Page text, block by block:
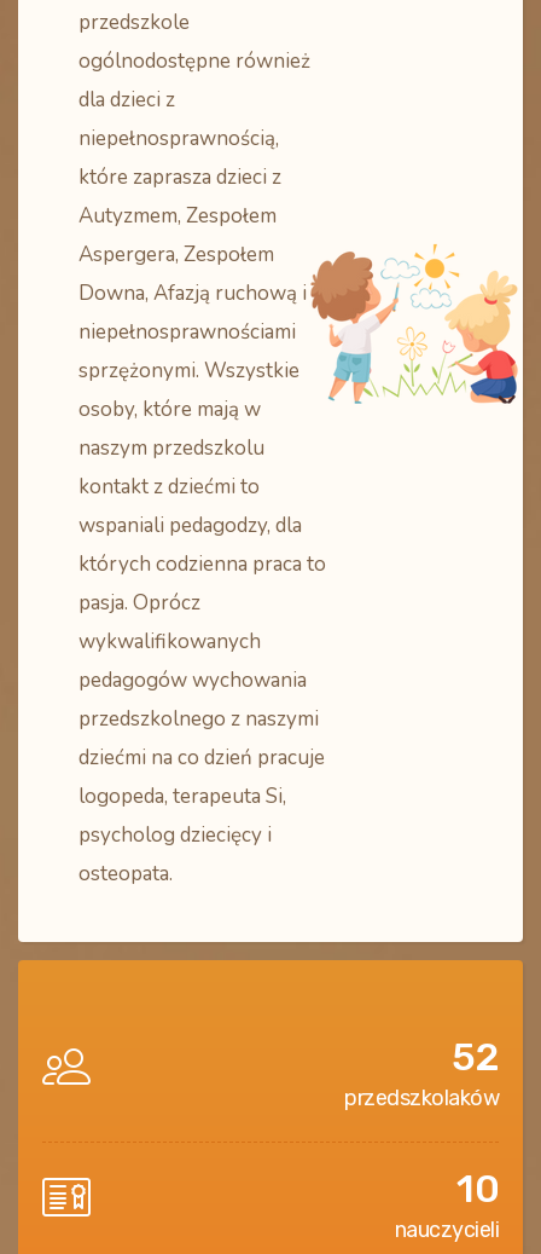
przedszkole
ogólnodostępne również
dla dzieci z
niepełnosprawnością,
które zaprasza dzieci z
Autyzmem, Zespołem
Aspergera, Zespołem
Downa, Afazją ruchową i
niepełnosprawnościami
sprzężonymi. Wszystkie
osoby, które mają w
naszym przedszkolu
kontakt z dziećmi to
wspaniali pedagodzy, dla
których codzienna praca to
pasja. Oprócz
wykwalifikowanych
pedagogów wychowania
przedszkolnego z naszymi
dziećmi na co dzień pracuje
logopeda, terapeuta Si,
psycholog dziecięcy i
osteopata.
52
przedszkolaków
10
nauczycieli